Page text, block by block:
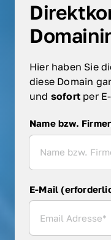
Hier haben Sie
diese Domain
und sofort per
Name bzw.
Name bzw.
E-Mail